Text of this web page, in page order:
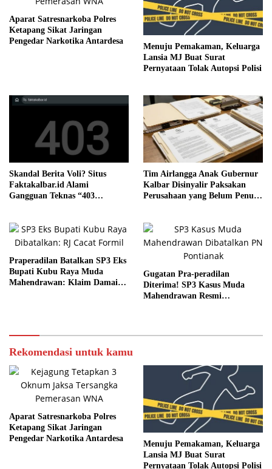
Aparat Satresnarkoba Polres
Ketapang Sikat Jaringan
Pengedar Narkotika Antardesa
Menuju Pemakaman, Keluarga
Lansia MJ Buat Surat
Pernyataan Tolak Autopsi Polisi
Skandal Berita Voli? Situs
Faktakalbar.id Alami
Gangguan Teknas “403
Tim Airlangga Anak Gubernur
Kalbar Disinyalir Paksakan
Perusahaan yang Belum Penuhi
Praperadilan Batalkan SP3 Eks
Bupati Kubu Raya Muda
Mahendrawan: Klaim Damai
Gugatan Pra-peradilan
Diterima! SP3 Kasus Muda
Mahendrawan Resmi
Rekomendasi untuk kamu
Aparat Satresnarkoba Polres
Ketapang Sikat Jaringan
Pengedar Narkotika Antardesa
Menuju Pemakaman, Keluarga
Lansia MJ Buat Surat
Pernyataan Tolak Autopsi Polisi